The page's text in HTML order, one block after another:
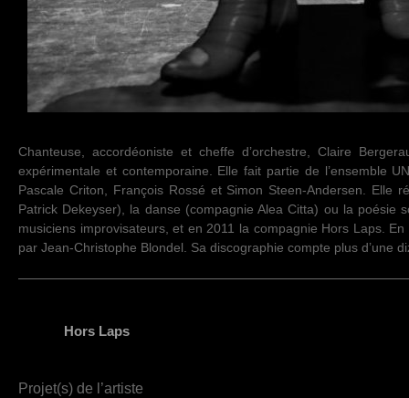
Chanteuse, accordéoniste et cheffe d’orchestre, Claire
expérimentale et contemporaine. Elle fait partie de l’ensemble
Pascale Criton, François Rossé et Simon Steen-Andersen. Elle
Patrick Dekeyser), la danse (compagnie Alea Citta) ou la
musiciens improvisateurs, et en 2011 la compagnie Hors Laps.
par Jean-Christophe Blondel. Sa discographie compte plus d’une
Hors Laps
Projet(s) de l’artiste